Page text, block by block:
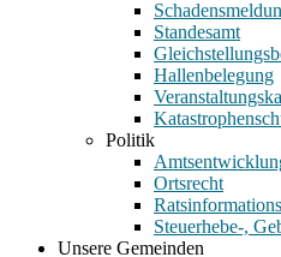
Standesamt
Hallenbelegung
Politik
Ortsrecht
Steuerhebe-,
Unsere Gemeinden